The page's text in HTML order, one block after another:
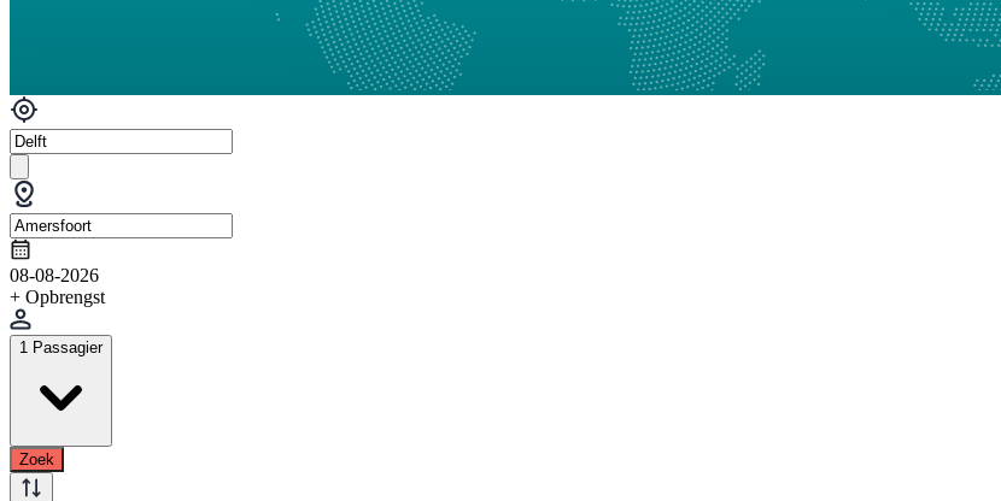
08-08-2026
+ Opbrengst
1 Passagier
Zoek